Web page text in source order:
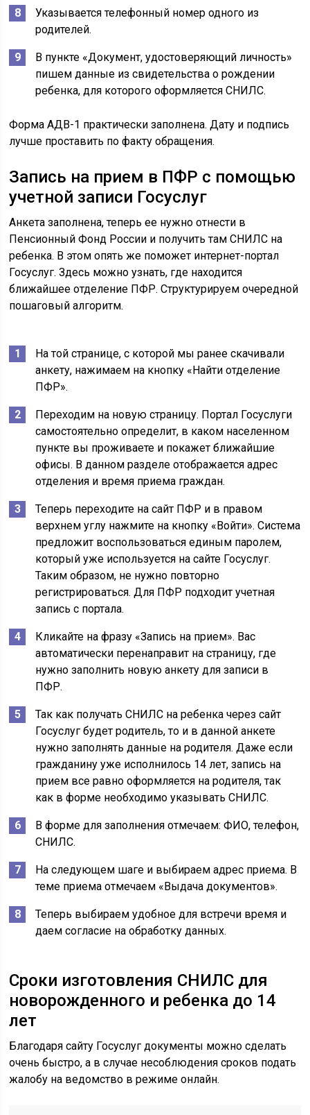
Указывается телефонный номер одного из
родителей.
В пункте «Документ, удостоверяющий личность»
пишем данные из свидетельства о рождении
ребенка, для которого оформляется СНИЛС.
Форма АДВ-1 практически заполнена. Дату и подпись
лучше проставить по факту обращения.
Запись на прием в ПФР с помощью
учетной записи Госуслуг
Анкета заполнена, теперь ее нужно отнести в
Пенсионный Фонд России и получить там СНИЛС на
ребенка. В этом опять же поможет интернет-портал
Госуслуг. Здесь можно узнать, где находится
ближайшее отделение ПФР. Структурируем очередной
пошаговый алгоритм.
На той странице, с которой мы ранее скачивали
анкету, нажимаем на кнопку «Найти отделение
ПФР».
Переходим на новую страницу. Портал Госуслуги
самостоятельно определит, в каком населенном
пункте вы проживаете и покажет ближайшие
офисы. В данном разделе отображается адрес
отделения и время приема граждан.
Теперь переходите на сайт ПФР и в правом
верхнем углу нажмите на кнопку «Войти». Система
предложит воспользоваться единым паролем,
который уже используется на сайте Госуслуг.
Таким образом, не нужно повторно
регистрироваться. Для ПФР подходит учетная
запись с портала.
Кликайте на фразу «Запись на прием». Вас
автоматически перенаправит на страницу, где
нужно заполнить новую анкету для записи в
ПФР.
Так как получать СНИЛС на ребенка через сайт
Госуслуг будет родитель, то и в данной анкете
нужно заполнять данные на родителя. Даже если
гражданину уже исполнилось 14 лет, запись на
прием все равно оформляется на родителя, так
как в форме необходимо указывать СНИЛС.
В форме для заполнения отмечаем: ФИО, телефон,
СНИЛС.
На следующем шаге и выбираем адрес приема. В
теме приема отмечаем «Выдача документов».
Теперь выбираем удобное для встречи время и
даем согласие на обработку данных.
Сроки изготовления СНИЛС для
новорожденного и ребенка до 14
лет
Благодаря сайту Госуслуг документы можно сделать
очень быстро, а в случае несоблюдения сроков подать
жалобу на ведомство в режиме онлайн.